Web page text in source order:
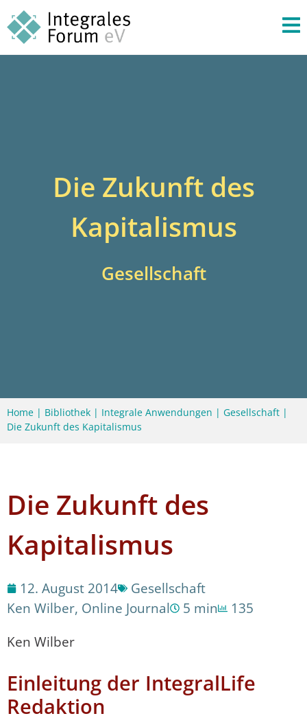
Die Zukunft des
Kapitalismus
Gesellschaft
Home | Bibliothek | Integrale Anwendungen | Gesellschaft |
Die Zukunft des Kapitalismus
Die Zukunft des
Kapitalismus
12. August 2014
Gesellschaft
Ken Wilber, Online Journal 5 min
135
Ken Wilber
Einleitung der IntegralLife
Redaktion